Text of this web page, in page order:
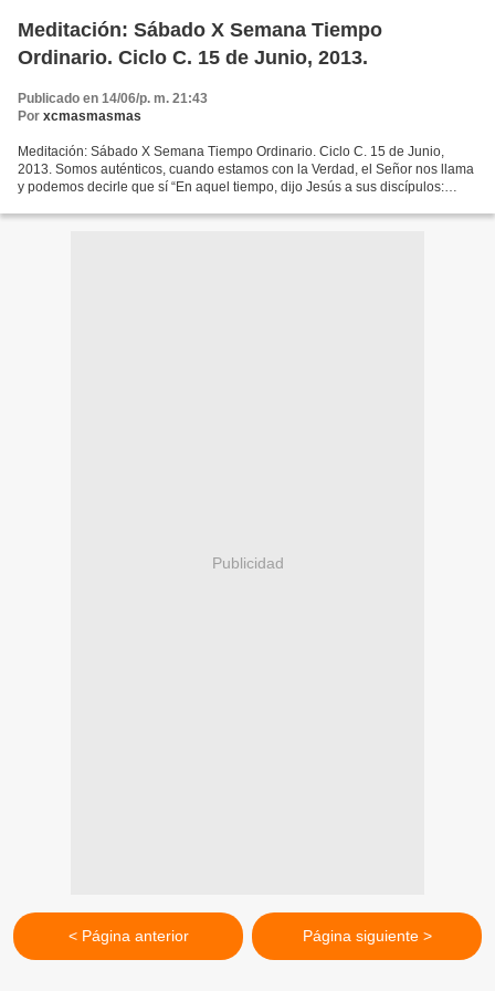
Meditación: Sábado X Semana Tiempo
Ordinario. Ciclo C. 15 de Junio, 2013.
Publicado en 14/06/p. m. 21:43
Por xcmasmasmas
Meditación: Sábado X Semana Tiempo Ordinario. Ciclo C. 15 de Junio,
2013. Somos auténticos, cuando estamos con la Verdad, el Señor nos llama
y podemos decirle que sí “En aquel tiempo, dijo Jesús a sus discípulos:
Publicidad
< Página anterior Página siguiente >